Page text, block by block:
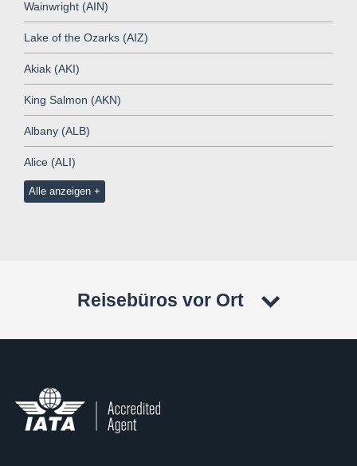
Wainwright (AIN)
Lake of the Ozarks (AIZ)
Akiak (AKI)
King Salmon (AKN)
Albany (ALB)
Alice (ALI)
Alle anzeigen
Reisebüros vor Ort